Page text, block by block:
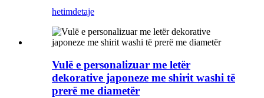
hetimdetaje
Vulë e personalizuar me letër
dekorative japoneze me shirit washi të
prerë me diametër